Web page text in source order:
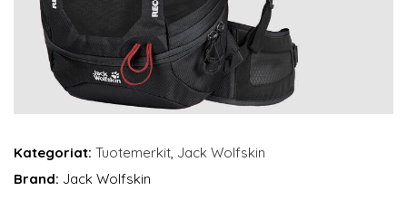
Kategoriat: Tuotemerkit, Jack Wolfskin
Brand: Jack Wolfskin